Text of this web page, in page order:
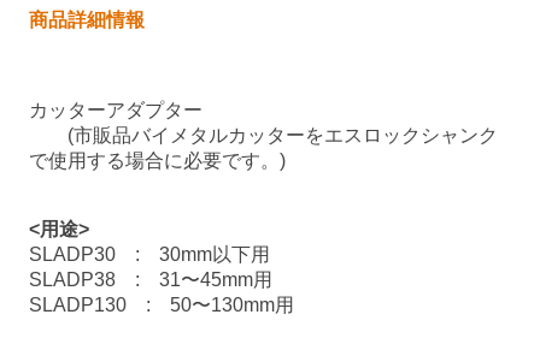
商品詳細情報
カッターアダプター
(市販品バイメタルカッターをエスロックシャンク
で使用する場合に必要です。)
<用途>
SLADP30 : 30mm以下用
SLADP38 : 31〜45mm用
SLADP130 : 50〜130mm用